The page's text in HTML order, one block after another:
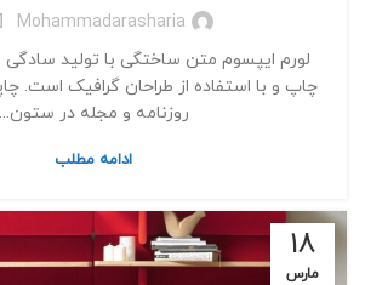
Mohammadarasharia
لورم ایپسوم متن ساختگی با تولید
چاپ و با استفاده از طراحان گرافیک است.
روزنامه و مجله در ستون...
ادامه مطلب
18
مارس